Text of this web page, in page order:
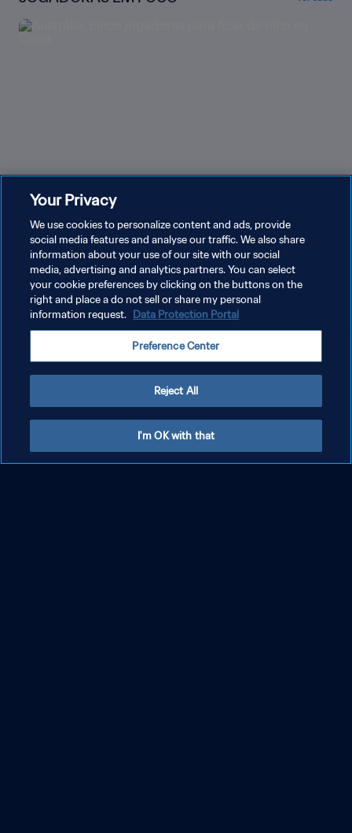
Austrália: cinco jogadoras para ficar de olho
na Copa
Your Privacy
We use cookies to personalize content and ads, provide
social media features and analyse our traffic. We also share
information about your use of our site with our social
media, advertising and analytics partners. You can select
your cookie preferences by clicking on the buttons on the
right and place a do not sell or share my personal
information request. Data Protection Portal
Preference Center
Reject All
I'm OK with that